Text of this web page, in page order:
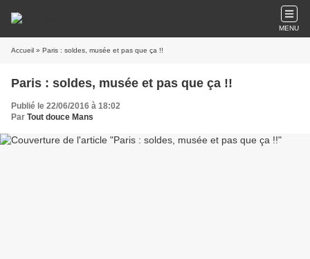
MENU
Accueil » Paris : soldes, musée et pas que ça !!
Paris : soldes, musée et pas que ça !!
Publié le 22/06/2016 à 18:02
Par Tout douce Mans